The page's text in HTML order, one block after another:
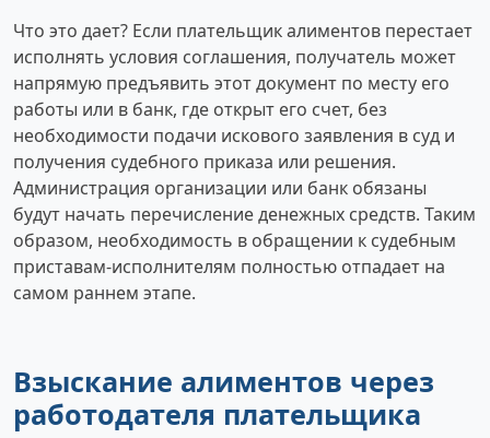
Что это дает? Если плательщик алиментов перестает
исполнять условия соглашения, получатель может
напрямую предъявить этот документ по месту его
работы или в банк, где открыт его счет, без
необходимости подачи искового заявления в суд и
получения судебного приказа или решения.
Администрация организации или банк обязаны
будут начать перечисление денежных средств. Таким
образом, необходимость в обращении к судебным
приставам-исполнителям полностью отпадает на
самом раннем этапе.
Взыскание алиментов через
работодателя плательщика